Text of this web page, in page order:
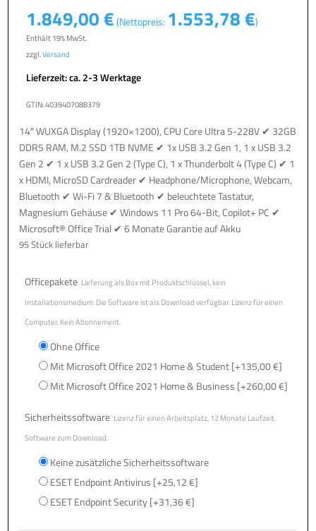
1.849,00€ (Nettopreis: 1.553,78€)
Enthält 19% MwSt.
zzgl.Versand
Lieferzeit: ca. 2-3 Werktage
GTIN: 4039407088379
14″ WUXGA Display (1920×1200), CPU Core Ultra 5-228V ✔ 32GB
DDR5 RAM, M.2 SSD 1TB NVME ✔ 1x USB 3.2 Gen 1, 1 x USB 3.2
Gen 2 ✔ 1 x USB 3.2 Gen 2 (Type C), 1 x Thunderbolt 4 (Type C) ✔ 1
x HDMI, MicroSD Cardreader ✔ Headphone/Microphone, Webcam,
Bluetooth ✔ Wi-Fi 7 & Bluetooth ✔ beleuchtete Tastatur,
Magnesium Gehäuse ✔ Windows 11 Pro 64-Bit, Copilot+ PC ✔
Microsoft® Office Trial ✔ 6 Monate Garantie auf Akku
95 Stück lieferbar
Officepakete Lieferung als Box mit Produktschlüssel, kein
Installationsmedium. Die Software ist als Download verfügbar. Lizenz für einen
Computer. Kein Abonnement.
Ohne Office
Mit Microsoft Office 2021 Home & Student[+135,00 €]
Mit Microsoft Office 2021 Home & Business [+260,00 €]
Sicherheitssoftware Lizenz für einen Arbeitsplatz, 12 Monate Laufzeit.
Software zum Download.
Keine zusätzliche Sicherheitssoftware
ESET Endpoint Antivirus [+25,12 €]
ESET Endpoint Security[+31,36 €]